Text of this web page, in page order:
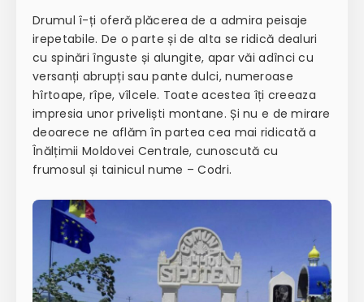
Drumul î-ți oferă plăcerea de a admira peisaje
irepetabile. De o parte și de alta se ridică dealuri
cu spinări înguste și alungite, apar văi adînci cu
versanți abrupți sau pante dulci, numeroase
hîrtoape, rîpe, vîlcele. Toate acestea îți creeaza
impresia unor priveliști montane. Și nu e de mirare
deoarece ne aflăm în partea cea mai ridicată a
Înălțimii Moldovei Centrale, cunoscută cu
frumosul și tainicul nume – Codri.